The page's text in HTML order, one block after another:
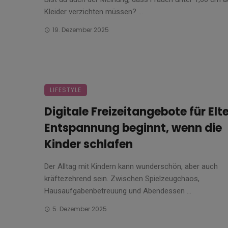
Kleider verzichten müssen? ...
19. Dezember 2025
LIFESTYLE
Digitale Freizeitangebote für
Entspannung beginnt, wenn die
Kinder schlafen
Der Alltag mit Kindern kann wunderschön, aber auch
kräftezehrend sein. Zwischen Spielzeugchaos,
Hausaufgabenbetreuung und Abendessen ...
5. Dezember 2025